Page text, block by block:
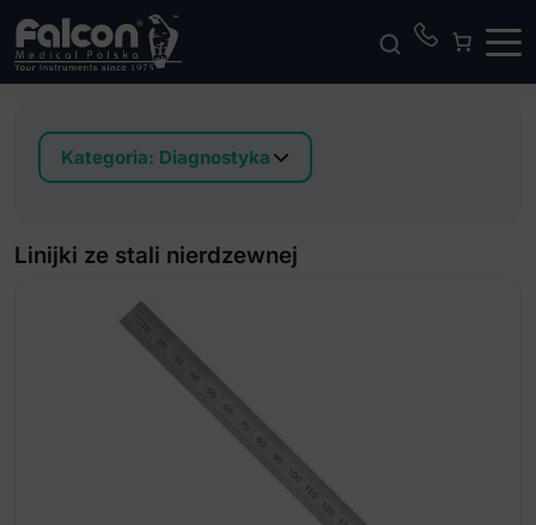
Kategoria: Diagnostyka
Linijki ze stali nierdzewnej
Lusterka laryngologiczne i uchwyt
Lusterko naczołowe
Młotki neurologiczne
Stetoskopy do badania tętna płodu
Linijki ze stali nierdzewnej